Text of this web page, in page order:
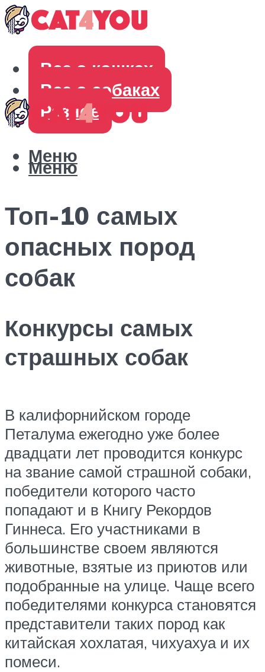
Все о кошках
Все о собаках
Разное
Меню
Меню
Топ-10 самых
опасных пород
собак
Конкурсы самых
страшных собак
В калифорнийском городе
Петалума ежегодно уже более
двадцати лет проводится конкурс
на звание самой страшной собаки,
победители которого часто
попадают и в Книгу Рекордов
Гиннеса. Его участниками в
большинстве своем являются
животные, взятые из приютов или
подобранные на улице. Чаще всего
победителями конкурса становятся
представители таких пород как
китайская хохлатая, чихуахуа и их
помеси.